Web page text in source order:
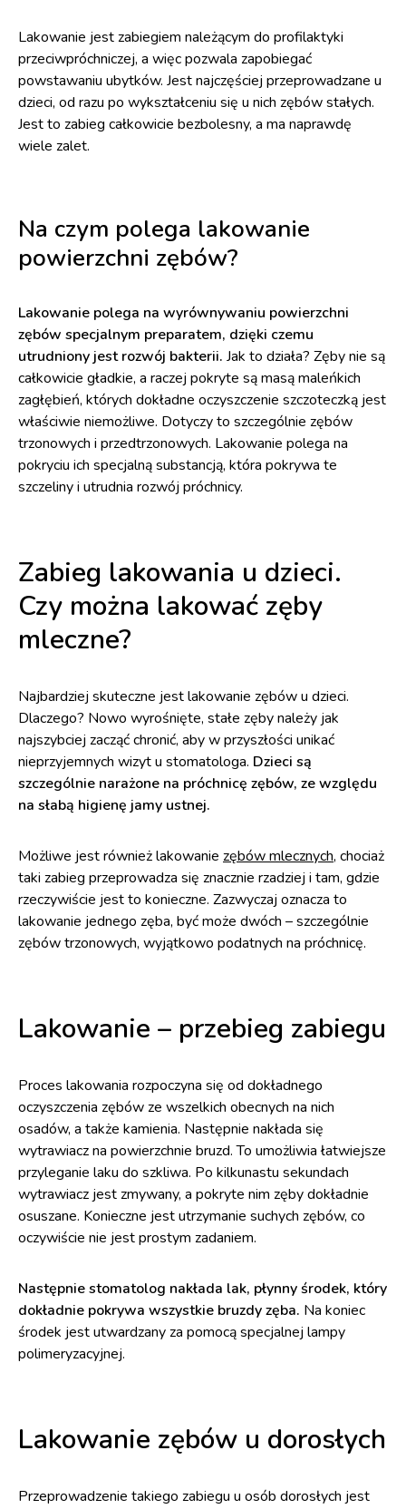
Lakowanie jest zabiegiem należącym do profilaktyki
przeciwpróchniczej, a więc pozwala zapobiegać
powstawaniu ubytków. Jest najczęściej przeprowadzane u
dzieci, od razu po wykształceniu się u nich zębów stałych.
Jest to zabieg całkowicie bezbolesny, a ma naprawdę
wiele zalet.
Na czym polega lakowanie
powierzchni zębów?
Lakowanie polega na wyrównywaniu powierzchni
zębów specjalnym preparatem, dzięki czemu
utrudniony jest rozwój bakterii. Jak to działa? Zęby nie są
całkowicie gładkie, a raczej pokryte są masą maleńkich
zagłębień, których dokładne oczyszczenie szczoteczką jest
właściwie niemożliwe. Dotyczy to szczególnie zębów
trzonowych i przedtrzonowych. Lakowanie polega na
pokryciu ich specjalną substancją, która pokrywa te
szczeliny i utrudnia rozwój próchnicy.
Zabieg lakowania u dzieci.
Czy można lakować zęby
mleczne?
Najbardziej skuteczne jest lakowanie zębów u dzieci.
Dlaczego? Nowo wyrośnięte, stałe zęby należy jak
najszybciej zacząć chronić, aby w przyszłości unikać
nieprzyjemnych wizyt u stomatologa. Dzieci są
szczególnie narażone na próchnicę zębów, ze względu
na słabą higienę jamy ustnej.
Możliwe jest również lakowanie zębów mlecznych, chociaż
taki zabieg przeprowadza się znacznie rzadziej i tam, gdzie
rzeczywiście jest to konieczne. Zazwyczaj oznacza to
lakowanie jednego zęba, być może dwóch – szczególnie
zębów trzonowych, wyjątkowo podatnych na próchnicę.
Lakowanie – przebieg zabiegu
Proces lakowania rozpoczyna się od dokładnego
oczyszczenia zębów ze wszelkich obecnych na nich
osadów, a także kamienia. Następnie nakłada się
wytrawiacz na powierzchnie bruzd. To umożliwia łatwiejsze
przyleganie laku do szkliwa. Po kilkunastu sekundach
wytrawiacz jest zmywany, a pokryte nim zęby dokładnie
osuszane. Konieczne jest utrzymanie suchych zębów, co
oczywiście nie jest prostym zadaniem.
Następnie stomatolog nakłada lak, płynny środek, który
dokładnie pokrywa wszystkie bruzdy zęba. Na koniec
środek jest utwardzany za pomocą specjalnej lampy
polimeryzacyjnej.
Lakowanie zębów u dorosłych
Przeprowadzenie takiego zabiegu u osób dorosłych jest